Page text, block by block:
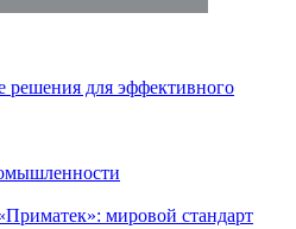
для эффективного
мировой стандарт